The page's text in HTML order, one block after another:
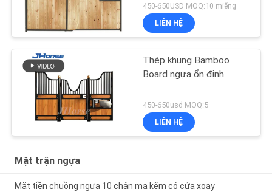
450-650USD MOQ:10 miếng
LIÊN HỆ
Thép khung Bamboo
Board ngựa ổn định
450-650usd MOQ:5
LIÊN HỆ
Mặt trận ngựa
Mặt tiền chuồng ngựa 10 chân mạ kẽm có cửa xoay